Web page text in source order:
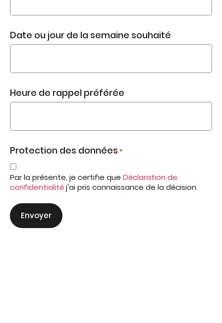
Date ou jour de la semaine souhaité
Heure de rappel préférée
Protection des données *
Par la présente, je certifie que Déclaration de
confidentialitéj'ai pris connaissance de la décision.